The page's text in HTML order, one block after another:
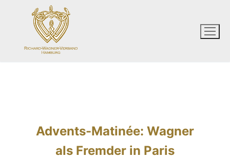
springen
Advents-Matinée: Wagner
als Fremder in Paris